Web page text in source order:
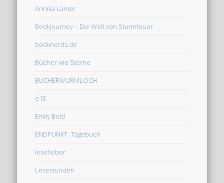
Annika Lamer
Bookjourney – Die Welt von Sturmfeuer
booknerds.de
Bücher wie Sterne
BÜCHERWURMLOCH
e13
Emily Bold
ENDPUNKT -Tagebuch
lesefieber
Lesestunden